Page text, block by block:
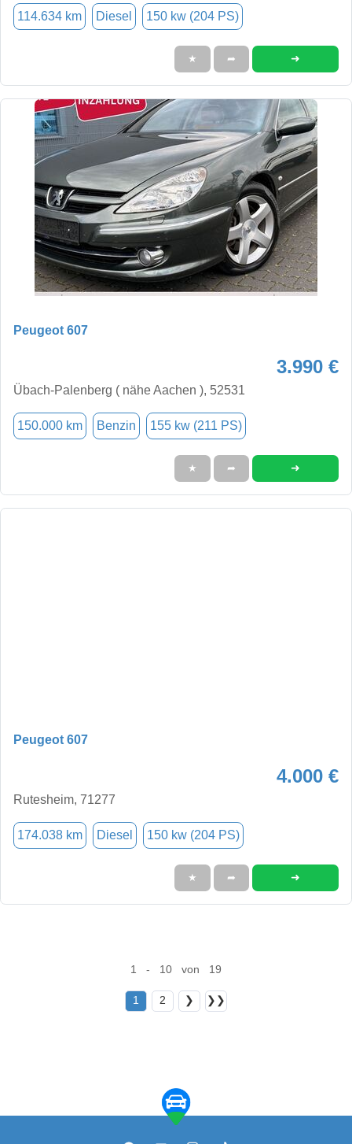
114.634 km Diesel 150 kw (204 PS)
★ ➦ ➜
Peugeot 607
3.990 €
Übach-Palenberg ( nähe Aachen ), 52531
150.000 km Benzin 155 kw (211 PS)
★ ➦ ➜
Peugeot 607
4.000 €
Rutesheim, 71277
174.038 km Diesel 150 kw (204 PS)
★ ➦ ➜
1 - 10 von 19
1 2 ❯ ❯❯